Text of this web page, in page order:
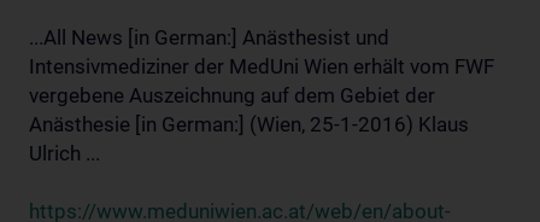
...All News [in German:] Anästhesist und
Intensivmediziner der MedUni Wien erhält vom FWF
vergebene Auszeichnung auf dem Gebiet der
Anästhesie [in German:] (Wien, 25-1-2016) Klaus
Ulrich ...
https://www.meduniwien.ac.at/web/en/about-